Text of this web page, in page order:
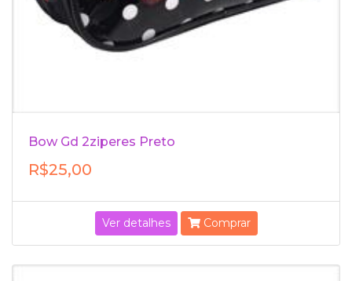
Bow Gd 2ziperes Preto
R$25,00
Ver detalhes Comprar